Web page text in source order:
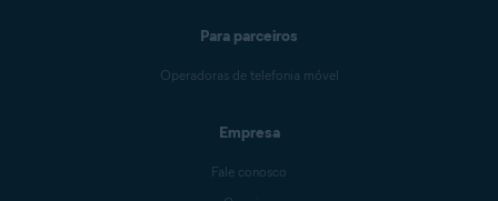
Para parceiros
Operadoras de telefonia móvel
Empresa
Fale conosco